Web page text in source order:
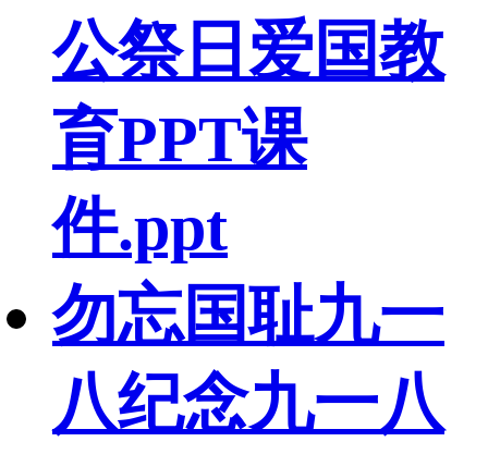
公祭日爱国教
育PPT课
件.ppt
勿忘国耻九一
八纪念九一八